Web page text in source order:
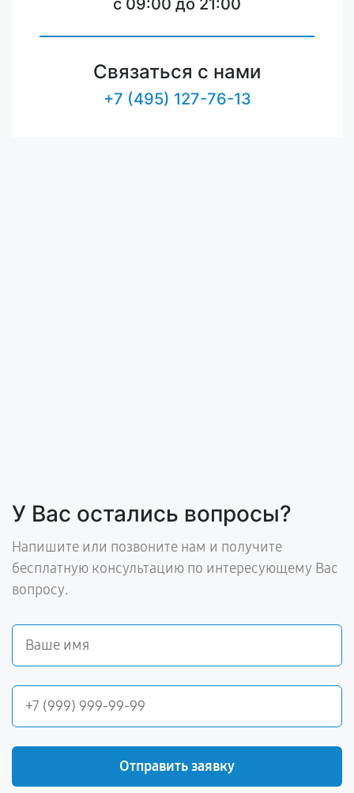
c 09:00 до 21:00
Связаться с нами
+7 (495) 127-76-13
У Вас остались вопросы?
Напишите или позвоните нам и получите
бесплатную консультацию по интересующему Вас
вопросу.
Отправить заявку